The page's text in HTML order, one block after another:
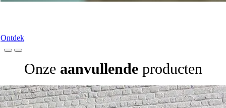
Ontdek
Onze aanvullende producten